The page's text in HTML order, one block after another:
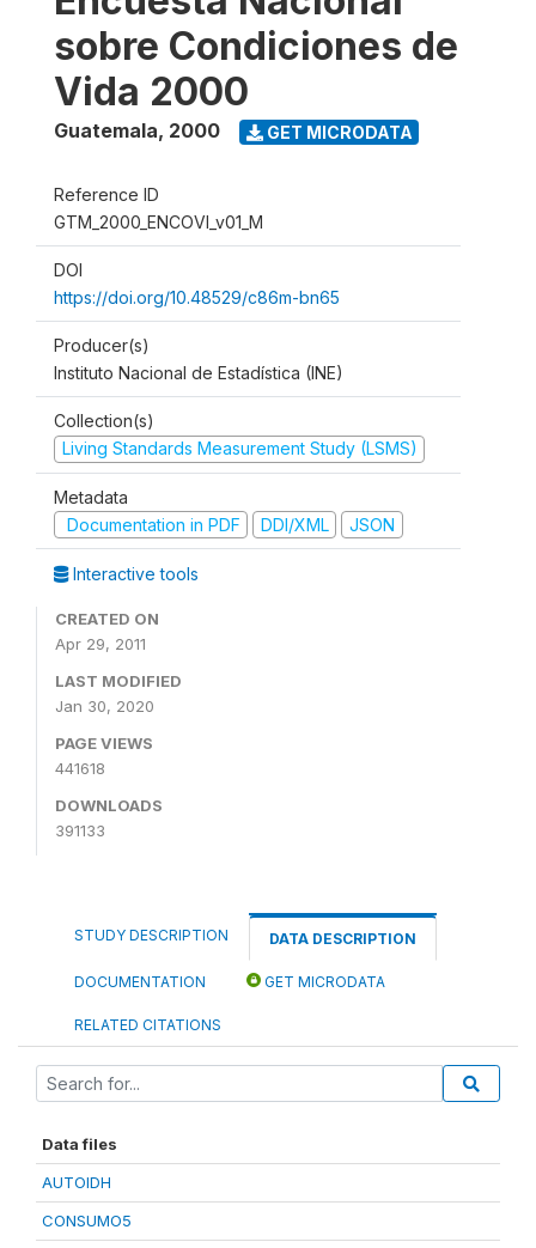
sobre Condiciones de
Vida 2000
Guatemala, 2000 GET MICRODATA
Reference ID
GTM_2000_ENCOVI_v01_M
DOI
https://doi.org/10.48529/c86m-bn65
Producer(s)
Instituto Nacional de Estadística (INE)
Collection(s)
Living Standards Measurement Study (LSMS)
Metadata
Documentation in PDF
DDI/XML JSON
Interactive tools
CREATED ON
Apr 29, 2011
LAST MODIFIED
Jan 30, 2020
PAGE VIEWS
441618
DOWNLOADS
391133
STUDY DESCRIPTION DATA DESCRIPTION
DOCUMENTATION GET MICRODATA
RELATED CITATIONS
Data files
AUTOIDH
CONSUMO5